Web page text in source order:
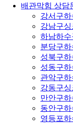
배관막힘 상담
강서구
강남구
하남하수
분당구
성북구
성동구
관악구
강동구
만안구
동안구
영등포